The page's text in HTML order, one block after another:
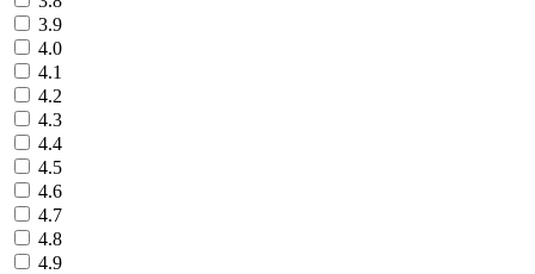
3.9
4.0
4.1
4.2
4.3
4.4
4.5
4.6
4.7
4.8
4.9